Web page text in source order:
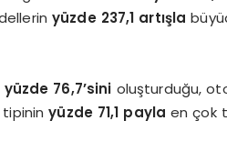
yüzde 237,1 artışla
yüzde 76,7’sini oluşturduğu,
tipininyüzde 71,1 payla en çok